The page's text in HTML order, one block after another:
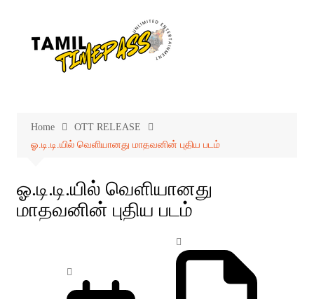
Home
OTT RELEASE
ஓ.டி.டி.யில் வெளியானது மாதவனின் புதிய படம்
ஓ.டி.டி.யில் வெளியானது
மாதவனின் புதிய படம்